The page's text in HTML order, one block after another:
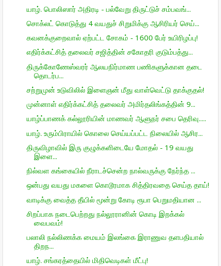
யாழ். பொலிஸார் அதிரடி - பல்வேறு திருட்டுச் சம்பவங்...
சொக்லட் கொடுத்து 4 வயதுச் சிறுமிக்கு ஆசிரியர் செய்...
கவனக்குறைவால் ஏற்பட்ட சோகம் - 1600 பேர் உயிரிழப்பு!
எதிர்க்கட்சித் தலைவர் சஜித்தின் சகோதரி குடும்பத்து...
திருக்கோணேஸ்வரர் ஆலயநிர்மாண பணிகளுக்கான தடை
தொடர்ப...
சற்றுமுன் உடுவிலில் இளைஞன் மீது வாள்வெட்டு தாக்குதல்!
முன்னாள் எதிர்க்கட்சித் தலைவர் அமிர்தலிங்கத்தின் 9...
யாழ்ப்பாணக் கல்லூரியின் மாணவர் ஆளுநர் சபை தெரிவு.....
யாழ். உரும்பிராயில் கொலை செய்யப்பட்ட நிலையில் ஆசிர...
திருவிழாவில் இரு குழுக்களிடையே மோதல் - 19 வயது
இளை...
நில்வள கங்கையில் நீராடச்சென்ற நால்வருக்கு நேர்ந்த ...
ஒன்பது வயது மகளை கொடூரமாக சித்திரவதை செய்த தாய்!
வாடிக்கு வைத்த தீயில் மூன்று கோடி ரூபா பெறுமதியான ...
சிறப்பாக நடைபெற்றது நல்லூரானின் கொடி இறக்கல்
வைபவம்!
பலாலி நல்லிணக்க மையம் இலங்கை இராணுவ தளபதியால்
திறந...
யாழ். சங்கரத்தையில் மிதிவெடிகள் மீட்பு!